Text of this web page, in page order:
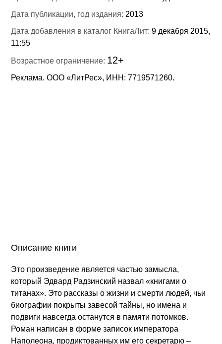
Дата публикации, год издания: 2013
Дата добавления в каталог КнигаЛит:9 декабря 2015,
11:55
Возрастное ограничение: 12+
Реклама. ООО «ЛитРес», ИНН: 7719571260.
Описание книги
Это произведение является частью замысла,
который Эдвард Радзинский назвал «книгами о
титанах». Это рассказы о жизни и смерти людей, чьи
биографии покрыты завесой тайны, но имена и
подвиги навсегда останутся в памяти потомков.
Роман написан в форме записок императора
Наполеона, продиктованных им его секретарю –